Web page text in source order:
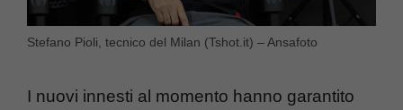
Stefano Pioli, tecnico del Milan (Tshot.it) – Ansafoto
I nuovi innesti al momento hanno garantito